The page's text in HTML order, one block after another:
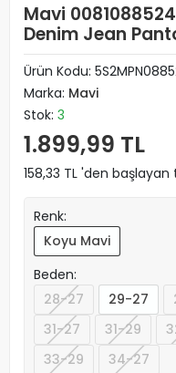
Mavi
Denim Jean
Ürün Kodu:
Marka: Mavi
Stok: 3
1.899,99 TL
158,33 TL 'den
Renk:
Koyu Mavi
Beden:
28-27
29-27
31-27
31-29
33-29
34-27